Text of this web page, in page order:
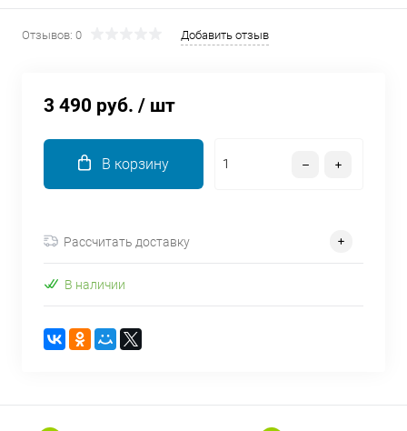
Отзывов: 0 Добавить отзыв
3 490 руб. / шт
В корзину
Рассчитать доставку
В наличии
Подробнее
об оплате Плайтом
8 800 302-02-51
plait.ru